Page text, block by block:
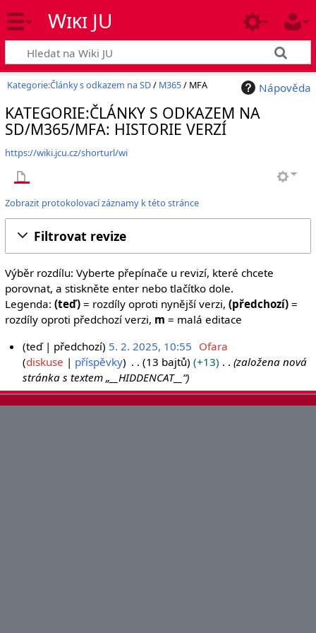
Wiki JU
Nápověda
Kategorie:Články s odkazem na SD/ M365/ MFA
KATEGORIE:ČLÁNKY S ODKAZEM NA
SD/M365/MFA: HISTORIE VERZÍ
https://wiki.jcu.cz/shorturl/wi
Zobrazit protokolovací záznamy k této stránce
Filtrovat revize
Výběr rozdílu: Vyberte přepínače u revizí, které chcete
porovnat, a stiskněte enter nebo tlačítko dole.
Legenda: (teď)= rozdíly oproti nynější verzi, (předchozí)=
rozdíly oproti předchozí verzi, m = malá editace
2
teď předchozí 5. 2. 2025, 10:55 Ofara
diskuse
příspěvky 13 bajtů +13
založena nová
stránka s textem „__HIDDENCAT__“